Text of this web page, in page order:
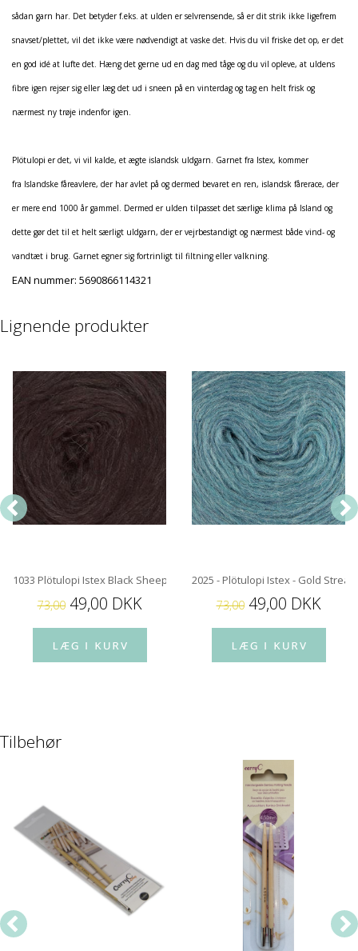
sådan garn har. Det betyder f.eks. at ulden er selvrensende, så er dit strik ikke ligefrem
snavset/plettet, vil det ikke være nødvendigt at vaske det. Hvis du vil friske det op, er det
en god idé at lufte det. Hæng det gerne ud en dag med tåge og du vil opleve, at uldens
fibre igen rejser sig eller læg det ud i sneen på en vinterdag og tag en helt frisk og
nærmest ny trøje indenfor igen.
Plötulopi er det, vi vil kalde, et ægte islandsk uldgarn. Garnet fra Istex, kommer
fra Islandske fåreavlere, der har avlet på og dermed bevaret en ren, islandsk fårerace, der
er mere end 1000 år gammel. Dermed er ulden tilpasset det særlige klima på Island og
dette gør det til et helt særligt uldgarn, der er vejrbestandigt og nærmest både vind- og
vandtæt i brug. Garnet egner sig fortrinligt til filtning eller valkning.
EAN nummer: 5690866114321
Lignende produkter
1033 Plötulopi Istex Black Sheep Heather
73,0049,00 DKK
2025 - Plötulopi Istex - Gold Stream
73,0049,00 DKK
Tilbehør